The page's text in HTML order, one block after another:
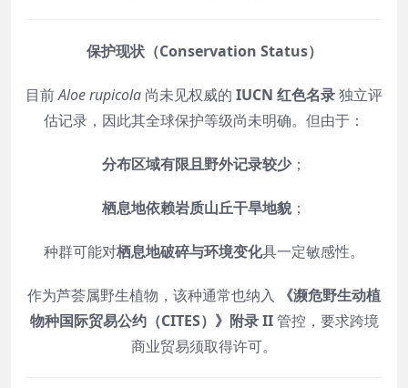
保护现状（Conservation Status）
目前Aloe rupicola 尚未见权威的 IUCN 红色名录独立评
估记录，因此其全球保护等级尚未明确。但由于：
分布区域有限且野外记录较少；
栖息地依赖岩质山丘干旱地貌；
种群可能对栖息地破碎与环境变化具一定敏感性。
作为芦荟属野生植物，该种通常也纳入
《濒危野生动植
物种国际贸易公约（CITES）》附录 II管控，要求跨境
商业贸易须取得许可。